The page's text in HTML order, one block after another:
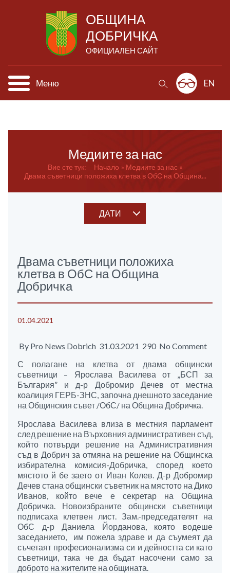
ОБЩИНА
ДОБРИЧКА
ОФИЦИАЛЕН САЙТ
Меню EN
Медиите за нас
Вие сте тук: Начало
Медиите за нас
Двама съветници положиха клетва в ОбС на Община...
ДАТИ
Двама съветници положиха
клетва в ОбС на Община
Добричка
01.04.2021
By Pro News Dobrich 31.03.2021 290 No Comment
С полагане на клетва от двама общински
съветници – Ярослава Василева от „БСП за
България” и д-р Добромир Дечев от местна
коалиция ГЕРБ-ЗНС, започна днешното заседание
на Общинския съвет /ОбС/ на Община Добричка.
Ярослава Василева влиза в местния парламент
след решение на Върховния административен съд,
който потвърди решение на Административния
съд в Добрич за отмяна на решение на Общинска
избирателна комисия-Добричка, според което
мястото й бе заето от Иван Колев. Д-р Добромир
Дечев стана общински съветник на мястото на Дико
Иванов, който вече е секретар на Община
Добричка. Новоизбраните общински съветници
подписаха клетвен лист. Зам.-председателят на
ОбС д-р Даниела Йорданова, която водеше
заседанието, им пожела здраве и да съумеят да
съчетаят професионализма си и дейността си като
съветници, така че да бъдат насочени само за
доброто на жителите на общината.